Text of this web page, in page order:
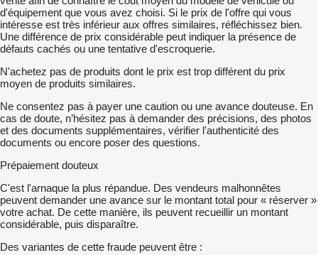
d'équipement que vous avez choisi. Si le prix de l'offre qui vous
intéresse est très inférieur aux offres similaires, réfléchissez bien.
Une différence de prix considérable peut indiquer la présence de
défauts cachés ou une tentative d'escroquerie.
N'achetez pas de produits dont le prix est trop différent du prix
moyen de produits similaires.
Ne consentez pas à payer une caution ou une avance douteuse. En
cas de doute, n’hésitez pas à demander des précisions, des photos
et des documents supplémentaires, vérifier l'authenticité des
documents ou encore poser des questions.
Prépaiement douteux
C'est l'arnaque la plus répandue. Des vendeurs malhonnêtes
peuvent demander une avance sur le montant total pour « réserver »
votre achat. De cette manière, ils peuvent recueillir un montant
considérable, puis disparaître.
Des variantes de cette fraude peuvent être :